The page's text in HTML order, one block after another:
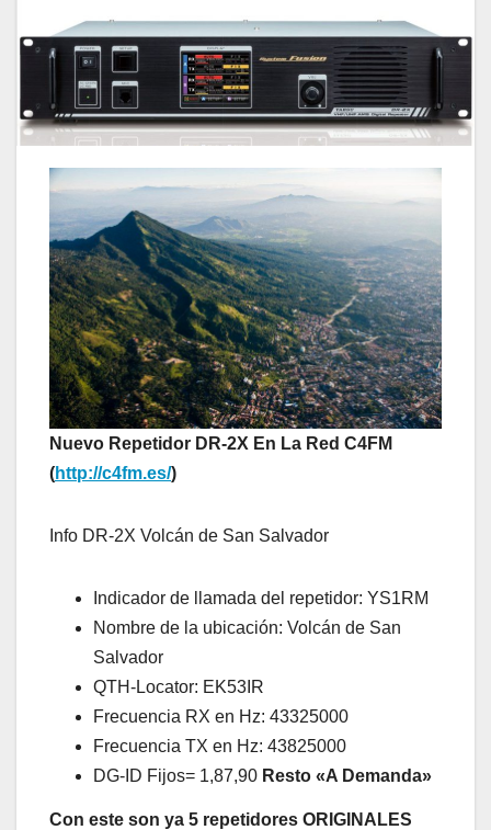
Nuevo Repetidor DR-2X En La Red C4FM
(http://c4fm.es/)
Info DR-2X Volcán de San Salvador
Indicador de llamada del repetidor: YS1RM
Nombre de la ubicación: Volcán de San
Salvador
QTH-Locator: EK53IR
Frecuencia RX en Hz: 43325000
Frecuencia TX en Hz: 43825000
DG-ID Fijos= 1,87,90 Resto «A Demanda»
Con este son ya 5 repetidores ORIGINALES